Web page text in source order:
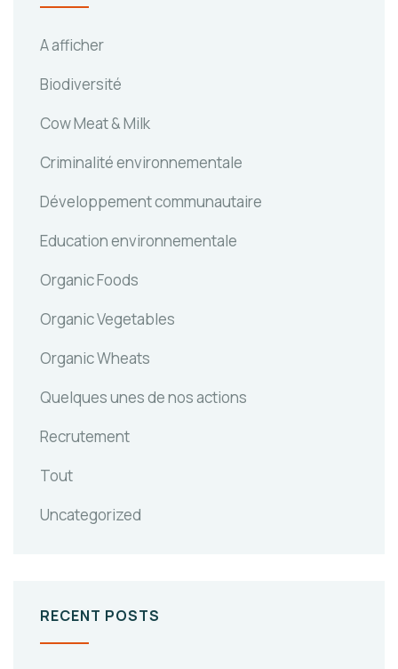
A afficher
Biodiversité
Cow Meat & Milk
Criminalité environnementale
Développement communautaire
Education environnementale
Organic Foods
Organic Vegetables
Organic Wheats
Quelques unes de nos actions
Recrutement
Tout
Uncategorized
RECENT POSTS